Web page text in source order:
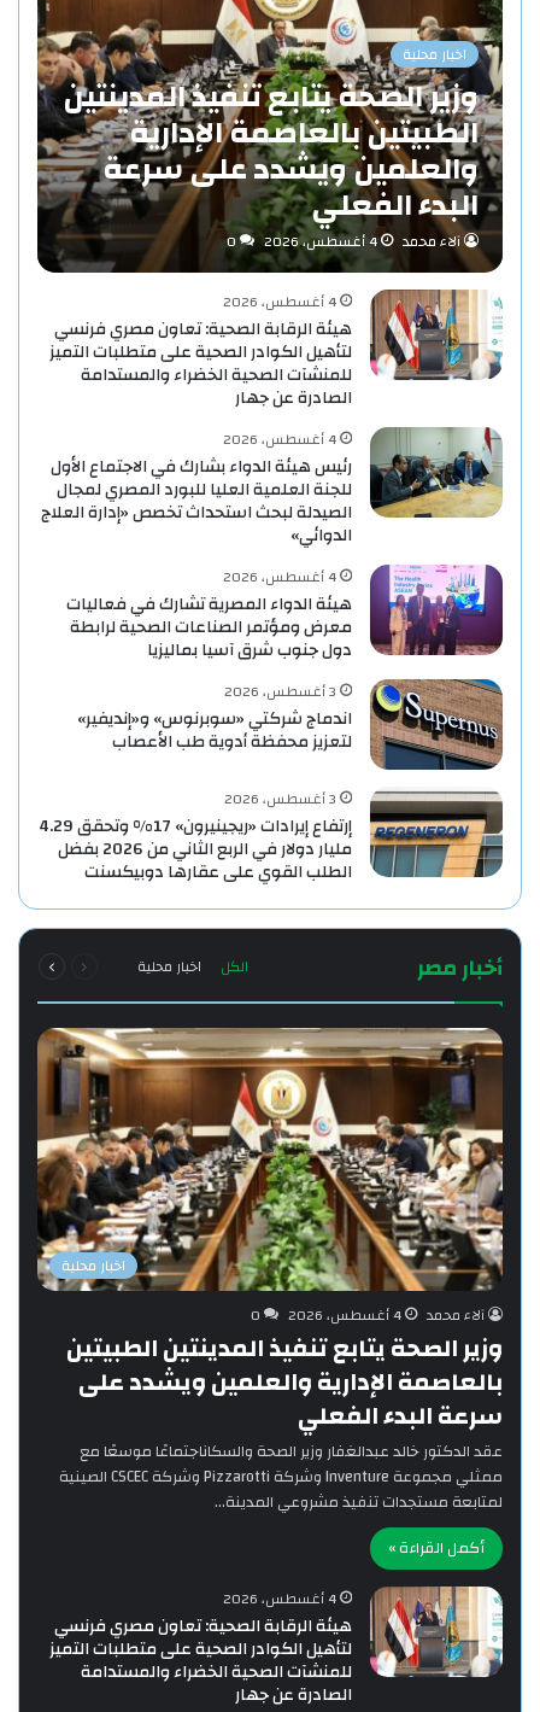
اخبار محلية
وزير الصحة يتابع تنفيذ المدينتين
الطبيتين بالعاصمة الإدارية
والعلمين ويشدد على سرعة
البدء الفعلي
آلاء محمد 4 أغسطس، 2026 0
4 أغسطس، 2026
هيئة الرقابة الصحية: تعاون مصري فرنسي
لتأهيل الكوادر الصحية على متطلبات التميز
للمنشآت الصحية الخضراء والمستدامة
الصادرة عن جهار
4 أغسطس، 2026
رئيس هيئة الدواء بشارك في الاجتماع الأول
للجنة العلمية العليا للبورد المصري لمجال
الصيدلة لبحث استحداث تخصص «إدارة العلاج
الدوائي»
4 أغسطس، 2026
هيئة الدواء المصرية تشارك في فعاليات
معرض ومؤتمر الصناعات الصحية لرابطة
دول جنوب شرق آسيا بماليزيا
3 أغسطس، 2026
اندماج شركتي «سوبرنوس» و«إنديفير»
لتعزيز محفظة أدوية طب الأعصاب
3 أغسطس، 2026
إرتفاع إيرادات «ريجينيرون» 17% وتحقق 4.29
مليار دولار في الربع الثاني من 2026 بفضل
الطلب القوي على عقارها دوبيكسنت
أخبار مصر الكل اخبار محلية الصفحةالصفحة
اخبار محلية
آلاء محمد
4 أغسطس، 2026 0
وزير الصحة يتابع تنفيذ المدينتين الطبيتين
بالعاصمة الإدارية والعلمين ويشدد على
سرعة البدء الفعلي
‎عقد الدكتور خالد عبدالغفار وزير الصحة والسكاناجتماعًا موسعًا مع
ممثلي مجموعة Inventure وشركة Pizzarotti وشركة CSCEC الصينية
لمتابعة مستجدات تنفيذ مشروعي المدينة…
أكمل القراءة »
4 أغسطس، 2026
هيئة الرقابة الصحية: تعاون مصري فرنسي
لتأهيل الكوادر الصحية على متطلبات التميز
للمنشآت الصحية الخضراء والمستدامة
الصادرة عن جهار